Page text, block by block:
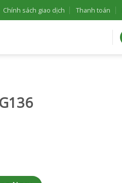
Chính sách giao dịch Thanh toán